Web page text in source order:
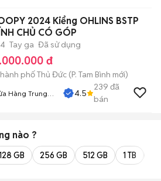
2024 Kiểng OHLINS BSTP
CHỦ CÓ GÓP
Tay ga Đã sử dụng
đ
phố Thủ Đức (P. Tam Bình mới)
Hàng Trung
4.5
239 đã
bán
nào ?
GB 256 GB 512 GB 1 TB